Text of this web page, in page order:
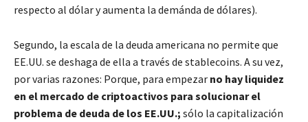
respecto al dólar y aumenta la demánda de dólares).
Segundo, la escala de la deuda americana no permite que
EE.UU. se deshaga de ella a través de stablecoins. A su vez,
por varias razones: Porque, para empezar no hay liquidez
en el mercado de criptoactivos para solucionar el
problema de deuda de los EE.UU.; sólo la capitalización